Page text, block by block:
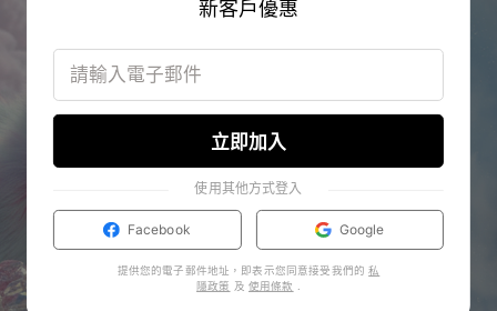
新客戶優惠
立即加入
使用其他方式登入
Facebook Google
提供您的電子郵件地址，即表示您同意接受我們的 私
隱政策 及 使用條款